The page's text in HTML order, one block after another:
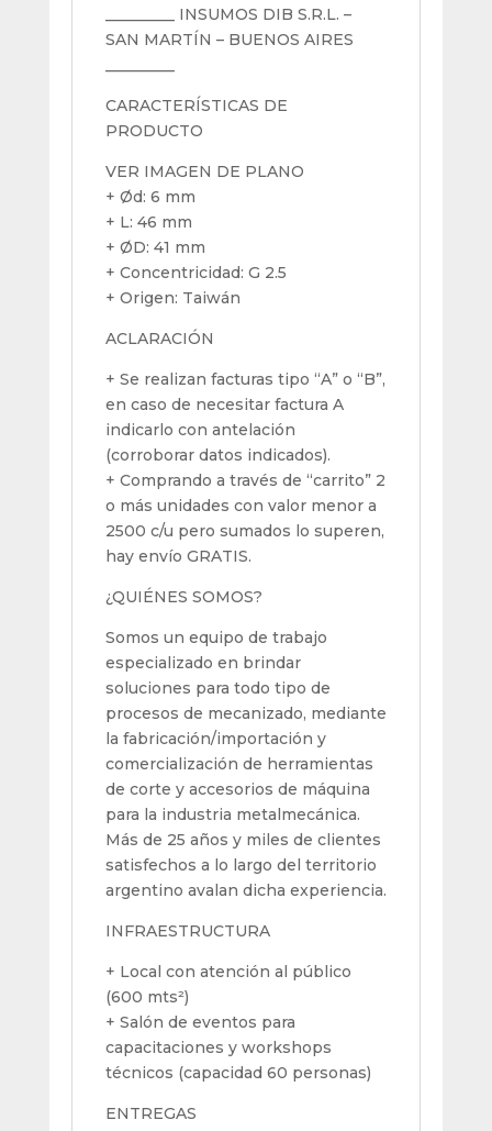
_________ INSUMOS DIB S.R.L. –
SAN MARTÍN – BUENOS AIRES
CARACTERÍSTICAS DE
PRODUCTO
VER IMAGEN DE PLANO
+ Ød: 6 mm
+ L: 46 mm
+ ØD: 41 mm
+ Concentricidad: G 2.5
+ Origen: Taiwán
ACLARACIÓN
+ Se realizan facturas tipo “A” o “B”,
en caso de necesitar factura A
indicarlo con antelación
(corroborar datos indicados).
+ Comprando a través de “carrito” 2
o más unidades con valor menor a
2500 c/u pero sumados lo superen,
hay envío GRATIS.
¿QUIÉNES SOMOS?
Somos un equipo de trabajo
especializado en brindar
soluciones para todo tipo de
procesos de mecanizado, mediante
la fabricación/importación y
comercialización de herramientas
de corte y accesorios de máquina
para la industria metalmecánica.
Más de 25 años y miles de clientes
satisfechos a lo largo del territorio
argentino avalan dicha experiencia.
INFRAESTRUCTURA
+ Local con atención al público
(600 mts²)
+ Salón de eventos para
capacitaciones y workshops
técnicos (capacidad 60 personas)
ENTREGAS